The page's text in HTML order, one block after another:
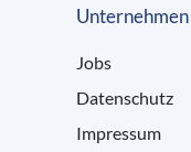
Unternehmen
Jobs
Datenschutz
Impressum